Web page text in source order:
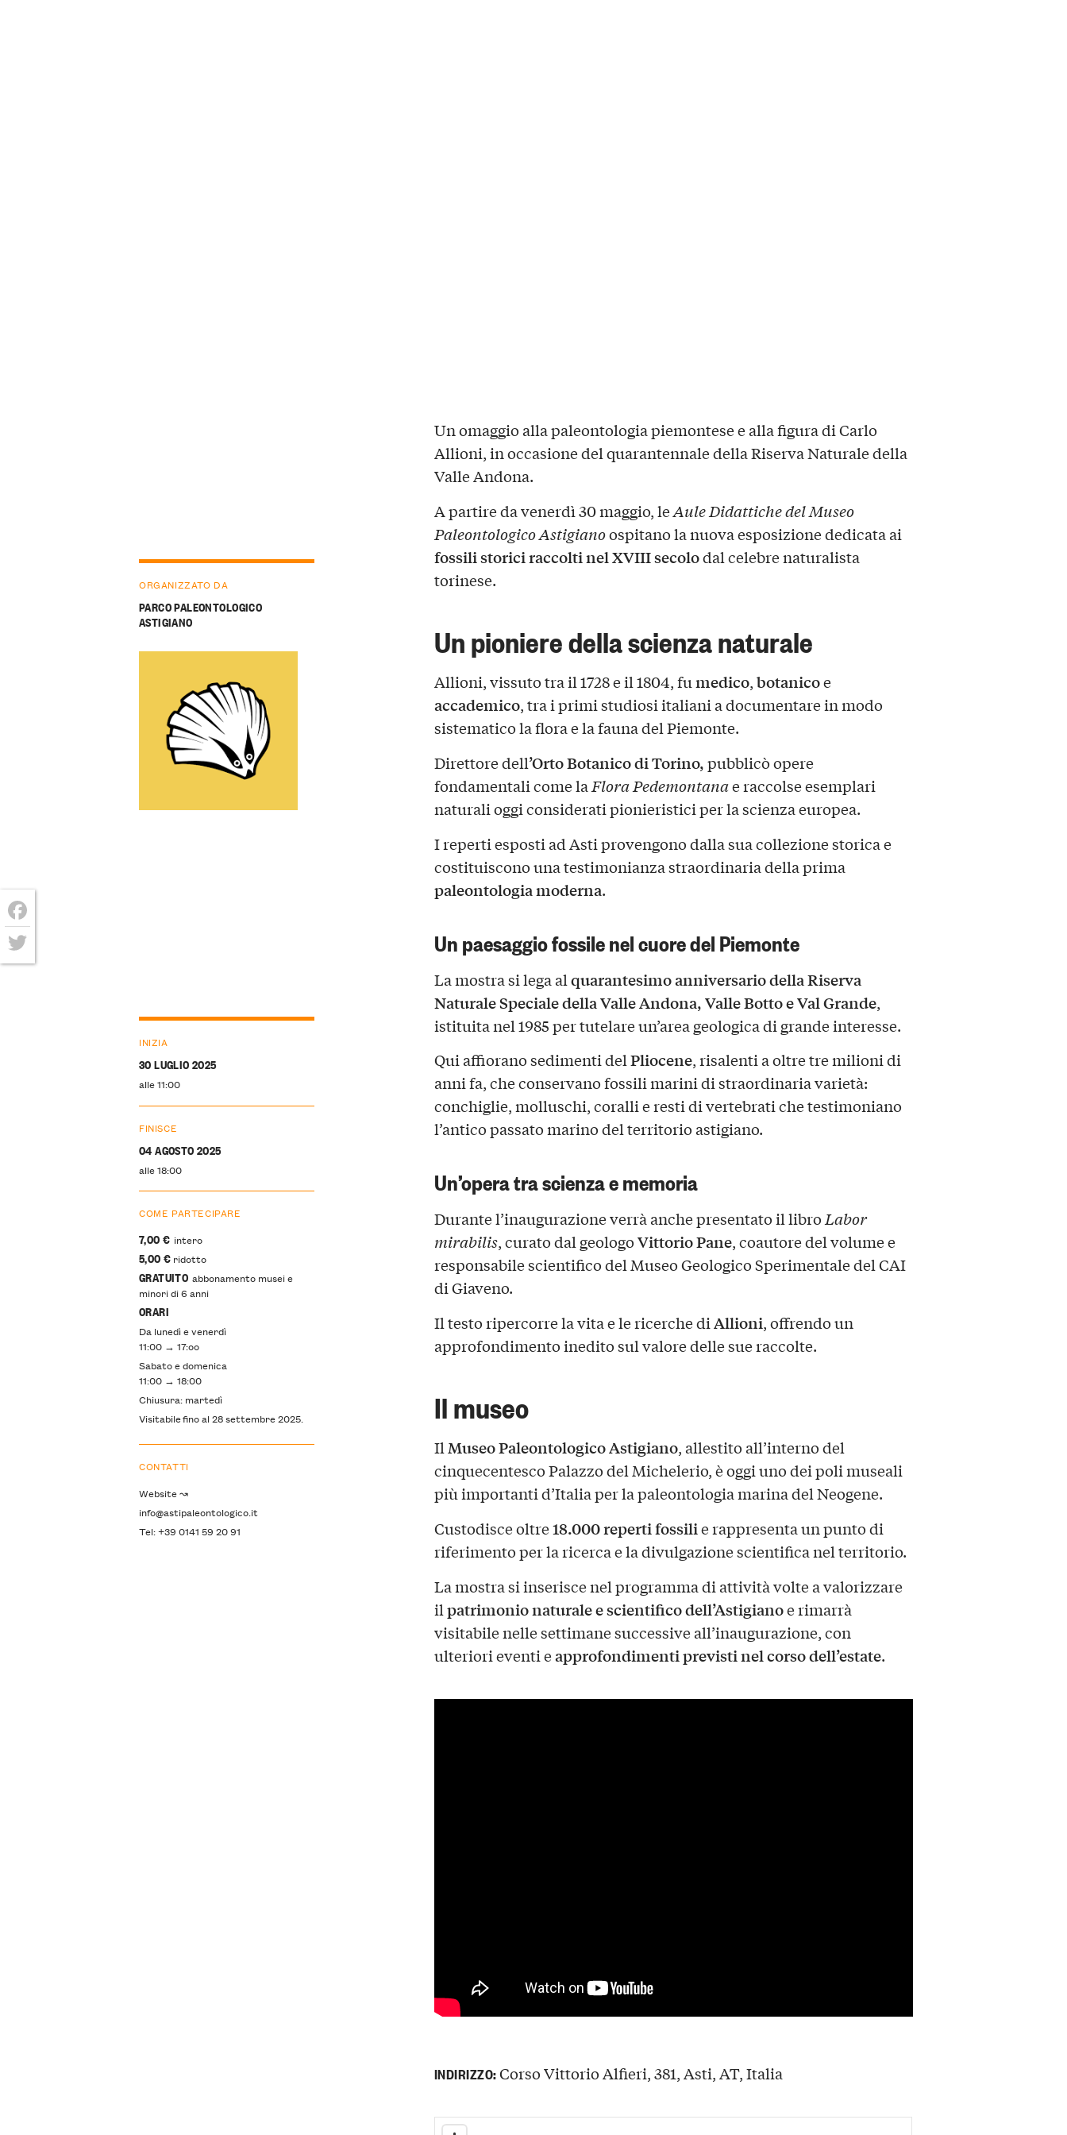
Un omaggio alla paleontologia piemontese e alla figura di Carlo
Allioni, in occasione del quarantennale della Riserva Naturale della
Valle Andona.
A partire da venerdì 30 maggio, leAule Didattiche del Museo
Paleontologico Astigianoospitano la nuova esposizione dedicata ai
fossili storici raccolti nel XVIII secolodal celebre naturalista
torinese.
Un pioniere della scienza naturale
Allioni, vissuto tra il 1728 e il 1804, fu medico,botanicoe
accademico, tra i primi studiosi italiani a documentare in modo
sistematico la flora e la fauna del Piemonte.
Direttore dell’Orto Botanico di Torino,pubblicò opere
fondamentali come la Flora Pedemontanae raccolse esemplari
naturali oggi considerati pionieristici per la scienza europea.
I reperti esposti ad Asti provengono dalla sua collezione storica e
costituiscono una testimonianza straordinaria della prima
paleontologia moderna.
Un paesaggio fossile nel cuore del Piemonte
La mostra si lega alquarantesimo anniversario della Riserva
Naturale Speciale della Valle Andona, Valle Botto e Val Grande,
istituita nel 1985 per tutelare un’area geologica di grande interesse.
Qui affiorano sedimenti delPliocene, risalenti a oltre tre milioni di
anni fa, che conservano fossili marini di straordinaria varietà:
conchiglie, molluschi, coralli e resti di vertebrati che testimoniano
l’antico passato marino del territorio astigiano.
Un’opera tra scienza e memoria
Durante l’inaugurazione verrà anche presentato il libroLabor
mirabilis, curato dal geologoVittorio Pane, coautore del volume e
responsabile scientifico del Museo Geologico Sperimentale del CAI
di Giaveno.
Il testo ripercorre la vita e le ricerche diAllioni, offrendo un
approfondimento inedito sul valore delle sue raccolte.
Il museo
IlMuseo Paleontologico Astigiano, allestito all’interno del
cinquecentesco Palazzo del Michelerio, è oggi uno dei poli museali
più importanti d’Italia per la paleontologia marina del Neogene.
Custodisce oltre18.000 reperti fossilie rappresenta un punto di
riferimento per la ricerca e la divulgazione scientifica nel territorio.
La mostra si inserisce nel programma di attività volte a valorizzare
ilpatrimonio naturale e scientifico dell’Astigianoe rimarrà
visitabile nelle settimane successive all’inaugurazione, con
ulteriori eventi eapprofondimenti previsti nel corso dell’estate.
ORGANIZZATO DA
PARCO PALEONTOLOGICO
ASTIGIANO
INIZIA
30 LUGLIO 2025
alle 11:00
FINISCE
04 AGOSTO 2025
alle 18:00
COME PARTECIPARE
7,00 € intero
5,00 € ridotto
GRATUITO abbonamento musei e
minori di 6 anni
ORARI
Da lunedì e venerdì
11:00 → 17:oo
Sabato e domenica
11:00 → 18:00
Chiusura: martedì
Visitabile fino al 28 settembre 2025.
CONTATTI
Website ↝
info@astipaleontologico.it
Tel: +39 0141 59 20 91
INDIRIZZO:Corso Vittorio Alfieri, 381, Asti, AT, Italia
Facebook
Twitter